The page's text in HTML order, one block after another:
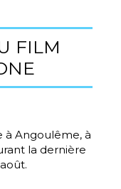
FILM
à Angoulême, à
la dernière